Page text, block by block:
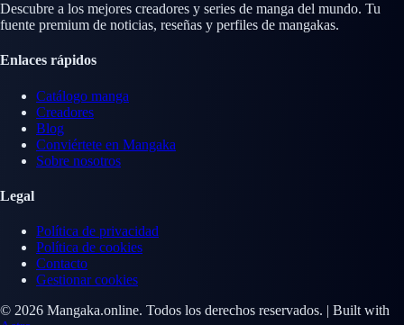
Descubre a los mejores creadores y series de manga del mundo. Tu
fuente premium de noticias, reseñas y perfiles de mangakas.
Enlaces rápidos
Catálogo manga
Creadores
Blog
Conviértete en Mangaka
Sobre nosotros
Legal
Política de privacidad
Política de cookies
Contacto
Gestionar cookies
© 2026 Mangaka.online. Todos los derechos reservados. | Built with